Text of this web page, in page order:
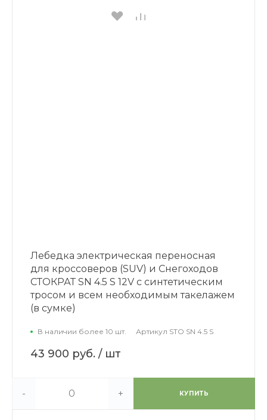
Лебедка электрическая переносная
для кроссоверов (SUV) и Снегоходов
СТОКРАТ SN 4.5 S 12V с синтетическим
тросом и всем необходимым такелажем
(в сумке)
В наличии более 10 шт. Артикул STO SN 4.5 S
43 900 руб. / шт
- + КУПИТЬ